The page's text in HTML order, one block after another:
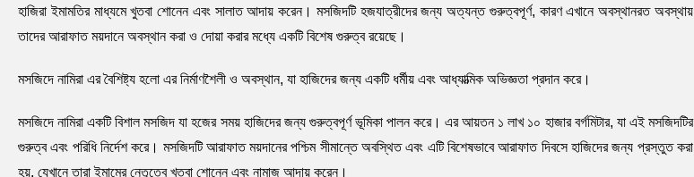
হাজিরা ইমামতির মাধ্যমে খুতবা শোনেন এবং সালাত আদায় করেন। মসজিদটি হজযাত্রীদের জন্য অত্যন্ত গুরুত্বপূর্ণ, কারণ এখানে অবস্থানরত অবস্থায়
তাদের আরাফাত ময়দানে অবস্থান করা ও দোয়া করার মধ্যে একটি বিশেষ গুরুত্ব রয়েছে।
মসজিদে নামিরা এর বৈশিষ্ট্য হলো এর নির্মাণশৈলী ও অবস্থান, যা হাজিদের জন্য একটি ধর্মীয় এবং আধ্যাত্মিক অভিজ্ঞতা প্রদান করে।
মসজিদে নামিরা একটি বিশাল মসজিদ যা হজের সময় হাজিদের জন্য গুরুত্বপূর্ণ ভূমিকা পালন করে। এর আয়তন ১ লাখ ১০ হাজার বর্গমিটার, যা এই মসজিদটির
গুরুত্ব এবং পরিধি নির্দেশ করে। মসজিদটি আরাফাত ময়দানের পশ্চিম সীমান্তে অবস্থিত এবং এটি বিশেষভাবে আরাফাত দিবসে হাজিদের জন্য প্রস্তুত করা
হয়, যেখানে তারা ইমামের নেতৃত্বে খুতবা শোনেন এবং নামাজ আদায় করেন।